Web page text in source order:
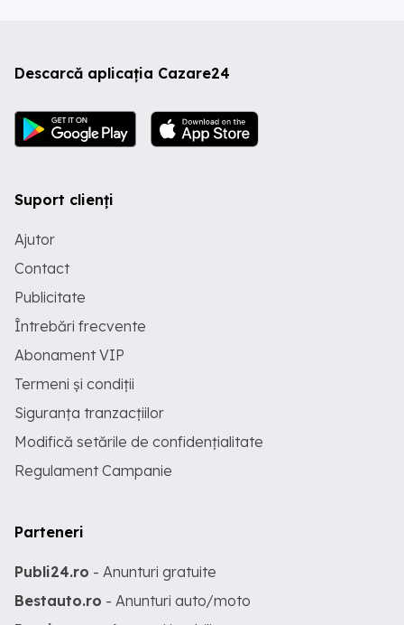
Descarcă aplicația Cazare24
Suport clienți
Ajutor
Contact
Publicitate
Întrebări frecvente
Abonament VIP
Termeni și condiții
Siguranța tranzacțiilor
Modifică setările de confidențialitate
Regulament Campanie
Parteneri
Publi24.ro - Anunturi gratuite
Bestauto.ro - Anunturi auto/moto